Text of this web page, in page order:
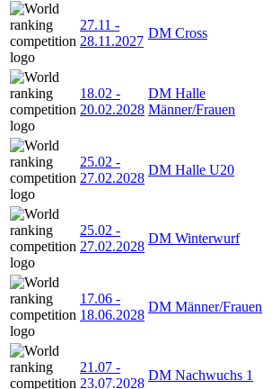
27.11 -
28.11.2027
DM Cross
18.02 -
20.02.2028
DM Halle
Männer/Frauen
25.02 -
27.02.2028
DM Halle U20
25.02 -
27.02.2028
DM Winterwurf
17.06 -
18.06.2028
DM Männer/Frauen
21.07 -
23.07.2028
DM Nachwuchs 1